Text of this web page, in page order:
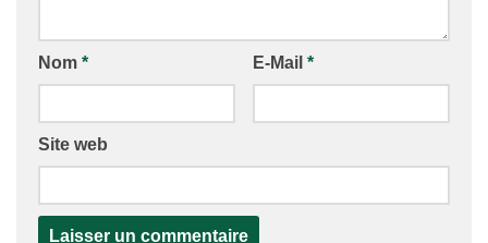
Nom * E-Mail *
Site web